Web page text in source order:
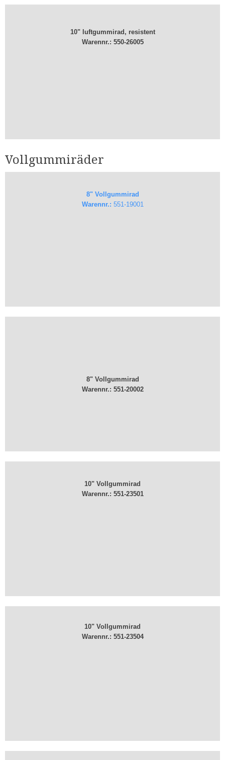
10" luftgummirad, resistent
Warennr.: 550-26005
Vollgummiräder
8" Vollgummirad
Warennr.: 551-19001
8" Vollgummirad
Warennr.: ​551-20002
10" Vollgummirad
Warennr.: 551-23501
10" Vollgummirad
Warennr.: 551-23504